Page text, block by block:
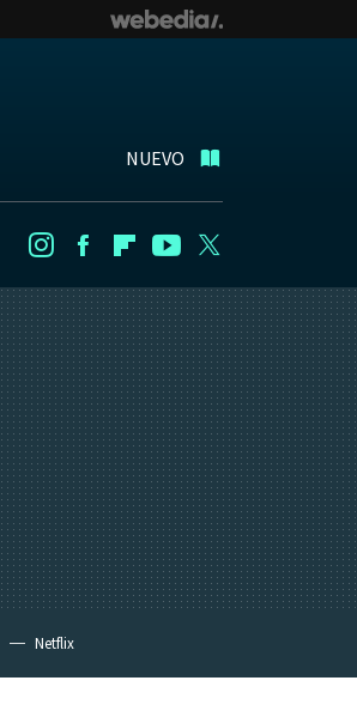
NUEVO
InstagramFacebookFlipboard
Youtube
Netflix